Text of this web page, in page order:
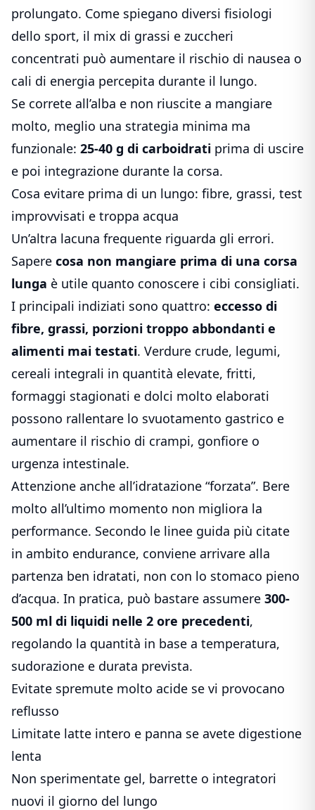
prolungato. Come spiegano diversi fisiologi
dello sport, il mix di grassi e zuccheri
concentrati può aumentare il rischio di nausea o
cali di energia percepita durante il lungo.
Se correte all’alba e non riuscite a mangiare
molto, meglio una strategia minima ma
funzionale: 25-40 g di carboidrati prima di uscire
e poi integrazione durante la corsa.
Cosa evitare prima di un lungo: fibre, grassi, test
improvvisati e troppa acqua
Un’altra lacuna frequente riguarda gli errori.
Sapere cosa non mangiare prima di una corsa
lunga è utile quanto conoscere i cibi consigliati.
I principali indiziati sono quattro: eccesso di
fibre, grassi, porzioni troppo abbondanti e
alimenti mai testati. Verdure crude, legumi,
cereali integrali in quantità elevate, fritti,
formaggi stagionati e dolci molto elaborati
possono rallentare lo svuotamento gastrico e
aumentare il rischio di crampi, gonfiore o
urgenza intestinale.
Attenzione anche all’idratazione “forzata”. Bere
molto all’ultimo momento non migliora la
performance. Secondo le linee guida più citate
in ambito endurance, conviene arrivare alla
partenza ben idratati, non con lo stomaco pieno
d’acqua. In pratica, può bastare assumere 300-
500 ml di liquidi nelle 2 ore precedenti,
regolando la quantità in base a temperatura,
sudorazione e durata prevista.
Evitate spremute molto acide se vi provocano
reflusso
Limitate latte intero e panna se avete digestione
lenta
Non sperimentate gel, barrette o integratori
nuovi il giorno del lungo